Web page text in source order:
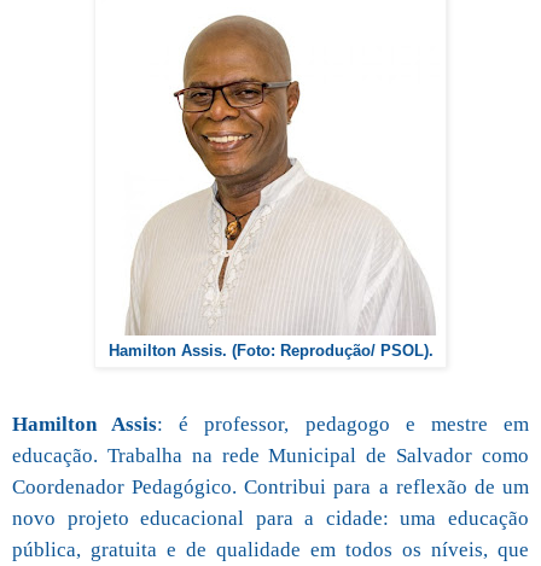
Hamilton Assis. (Foto: Reprodução/ PSOL).
Hamilton Assis: é professor, pedagogo e mestre em
educação. Trabalha na rede Municipal de Salvador como
Coordenador Pedagógico. Contribui para a reflexão de um
novo projeto educacional para a cidade: uma educação
pública, gratuita e de qualidade em todos os níveis, que